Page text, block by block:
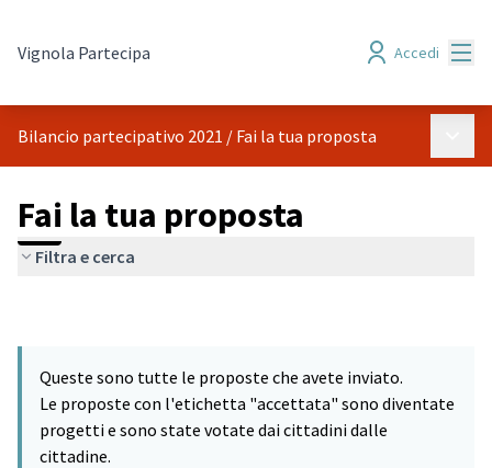
Vignola Partecipa Accedi
Bilancio partecipativo 2021 / Fai la tua proposta
Fai la tua proposta
Filtra e cerca
Queste sono tutte le proposte che avete inviato.
Le proposte con l'etichetta "accettata" sono diventate
progetti e sono state votate dai cittadini dalle
cittadine.